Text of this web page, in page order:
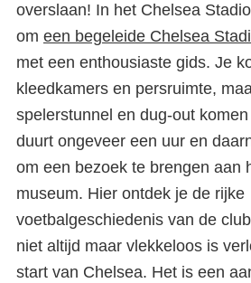
overslaan! In het Chelsea
om een begeleide Chelsea
met een enthousiaste gids. Je
kleedkamers en persruimte,
spelerstunnel en dug-out
duurt ongeveer een uur en
om een bezoek te brengen aan
museum. Hier ontdek je de rijke
voetbalgeschiedenis van de
niet altijd maar vlekkeloos is
start van Chelsea. Het is een